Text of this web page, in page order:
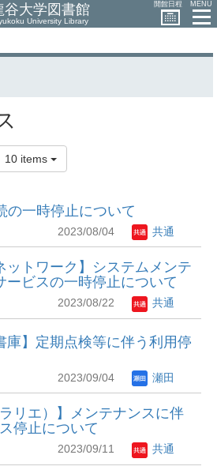
谷大学図書館
University Library
開館日程 MENU
10 items
の一時停止について
2023/08/04 共通
ットワーク】システムメンテ
ービスの一時停止について
2023/08/22 共通
庫】定期点検等に伴う利用停
2023/09/04 瀬田
リエ）】メンテナンスに伴
停止について
2023/09/11 共通